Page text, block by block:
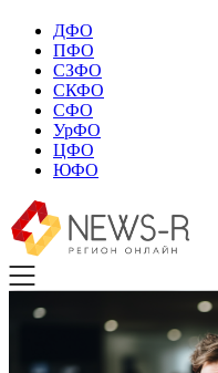
ДФО
ПФО
СЗФО
СКФО
СФО
УрФО
ЦФО
ЮФО